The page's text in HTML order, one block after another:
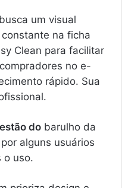
um visual
na ficha
Clean para facilitar
no e-
rápido. Sua
do barulho da
alguns usuários
o uso.